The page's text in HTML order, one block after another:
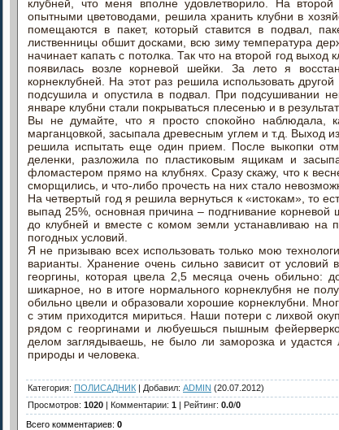
клубней, что меня вполне удовлетворило. На
опытными цветоводами, решила хранить клубни в
помещаются в пакет, который ставится в подвал,
лиственницы обшит досками, всю зиму температура
начинает капать с потолка. Так что на второй год
появилась возле корневой шейки. За лето я
корнеклубней. На этот раз решила использовать
подсушила и опустила в подвал. При подсушивании
январе клубни стали покрываться плесенью и в
Вы не думайте, что я просто спокойно наблюдала,
марганцовкой, засыпала древесным углем и т.д. Выход
решила испытать еще один прием. После выкопки
деленки, разложила по пластиковым ящикам и
фломастером прямо на клубнях. Сразу скажу, что к
сморщились, и что-либо прочесть на них стало
На четвертый год я решила вернуться к «истокам», то
выпад 25%, основная причина – подгнивание
до клубней и вместе с комом земли устанавливаю на
погодных условий.
Я не призываю всех использовать только мою
варианты. Хранение очень сильно зависит от
георгины, которая цвела 2,5 месяца очень обильно:
шикарное, но в итоге нормального корнеклубня не
обильно цвели и образовали хорошие корнеклубни.
с этим приходится мириться. Наши потери с лихвой
рядом с георгинами и любуешься пышным
делом заглядываешь, не было ли заморозка и
природы и человека.
Категория: ПОЛИСАДНИК | Добавил: ADMIN (20.07.2012)
Просмотров: 1020 | Комментарии: 1 | Рейтинг: 0.0/0
Всего комментариев: 0